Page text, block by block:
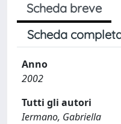
Scheda breve
Scheda
Anno
2002
Tutti gli autori
Iermano, Gabriella